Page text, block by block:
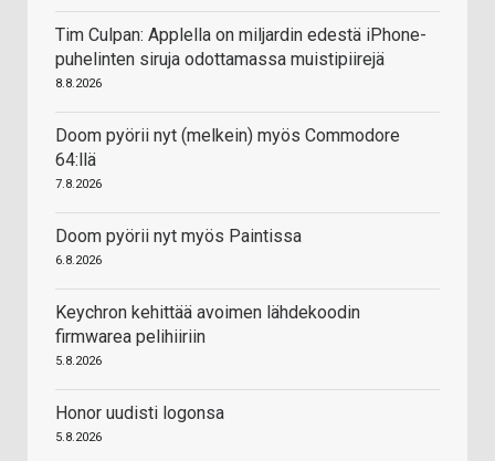
Tim Culpan: Applella on miljardin edestä iPhone-
puhelinten siruja odottamassa muistipiirejä
8.8.2026
Doom pyörii nyt (melkein) myös Commodore
64:llä
7.8.2026
Doom pyörii nyt myös Paintissa
6.8.2026
Keychron kehittää avoimen lähdekoodin
firmwarea pelihiiriin
5.8.2026
Honor uudisti logonsa
5.8.2026